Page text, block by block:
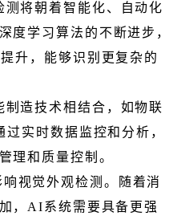
将朝着智能化、自动化
度学习算法的不断进步，
升，能够识别更复杂的
造技术相结合，如物联
实时数据监控和分析，
理和质量控制。
视觉外观检测。随着消
，AI系统需要具备更强